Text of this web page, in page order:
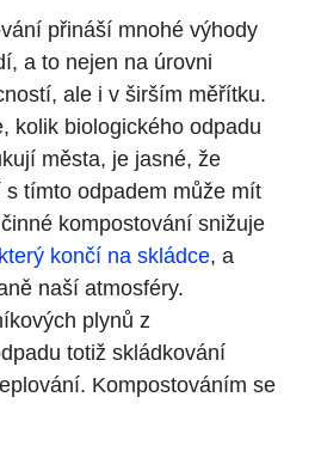
přináší mnohé ⁣výhody
a to nejen na úrovni
ale i ‌v širším měřítku.
kolik biologického⁢ odpadu
města, je jasné,‍ že
tímto odpadem může mít
kompostování snižuje
který končí na skládce, a
naší atmosféry.
plynů z
totiž skládkování
Kompostováním se